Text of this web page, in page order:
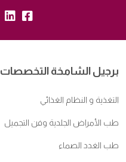
fb:
lk:
برجيل الشامخة التخصصات
التغذية و النظام الغذائي
طب الأمراض الجلدية وفن التجميل
طب الغدد الصماء